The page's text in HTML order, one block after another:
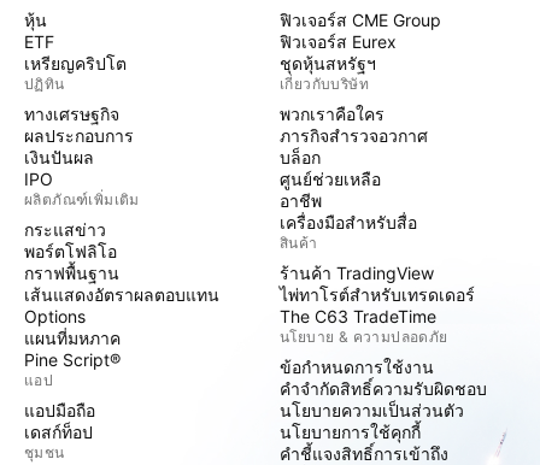
หุ้น
ETF
เหรียญคริปโต
ปฏิทิน
ทางเศรษฐกิจ
ผลประกอบการ
เงินปันผล
IPO
ผลิตภัณฑ์เพิ่มเติม
กระแสข่าว
พอร์ตโฟลิโอ
กราฟพื้นฐาน
เส้นแสดงอัตราผลตอบแทน
Options
แผนที่มหภาค
Pine Script®
แอป
แอปมือถือ
เดสก์ท็อป
ชุมชน
ฟิวเจอร์ส CME Group
ฟิวเจอร์ส Eurex
ชุดหุ้นสหรัฐฯ
เกี่ยวกับบริษัท
พวกเราคือใคร
ภารกิจสำรวจอวกาศ
บล็อก
ศูนย์ช่วยเหลือ
อาชีพ
เครื่องมือสำหรับสื่อ
สินค้า
ร้านค้า TradingView
ไพ่ทาโรต์สำหรับเทรดเดอร์
The C63 TradeTime
นโยบาย & ความปลอดภัย
ข้อกำหนดการใช้งาน
คำจำกัดสิทธิ์ความรับผิดชอบ
นโยบายความเป็นส่วนตัว
นโยบายการใช้คุกกี้
คำชี้แจงสิทธิ์การเข้าถึง